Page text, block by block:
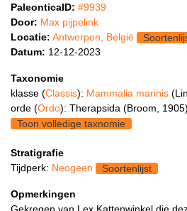
PaleonticaID: #9939
Door: Max pijpelink
Locatie: Antwerpen, België
Datum: 12-12-2023
Taxonomie
klasse (Classis): Mammalia marinis
orde (Ordo): Therapsida (Broom, 1905)
Toon volledige taxnomie
Stratigrafie
Tijdperk: Neogeen Soortenlijst
Opmerkingen
Gekregen van Lex Kattenwinkel die